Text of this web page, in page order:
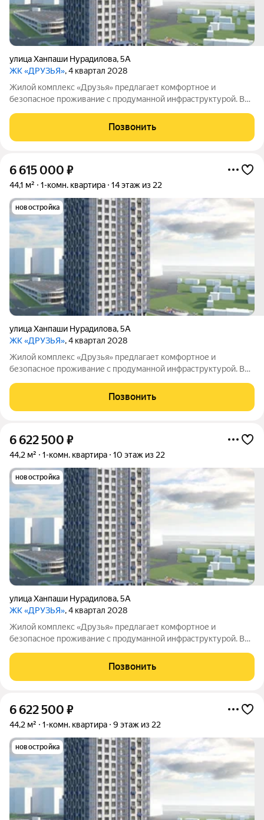
улица Ханпаши Нурадилова,5А
ЖК «ДРУЗЬЯ», 4 квартал 2028
Жилой комплекс «Друзья» предлагает комфортное и
безопасное проживание с продуманной инфраструктурой. Во
проложены велосипедные дорожки, оборудованы детские и
спортивные площадки. Сам дом оснащён
Позвонить
6 615 000 ₽
44,1 м² 1-комн. квартира 14 этаж из 22
новостройка
улица Ханпаши Нурадилова,5А
ЖК «ДРУЗЬЯ», 4 квартал 2028
Жилой комплекс «Друзья» предлагает комфортное и
безопасное проживание с продуманной инфраструктурой. Во
проложены велосипедные дорожки, установлены детские и
спортивные площадки. В самом
Позвонить
6 622 500 ₽
44,2 м² 1-комн. квартира 10 этаж из 22
новостройка
улица Ханпаши Нурадилова,5А
ЖК «ДРУЗЬЯ», 4 квартал 2028
Жилой комплекс «Друзья» предлагает комфортное и
безопасное проживание с продуманной инфраструктурой. Во
есть детские и спортивные площадки, а также велосипедные
дорожки. Сам дом оснащён
Позвонить
6 622 500 ₽
44,2 м² 1-комн. квартира 9 этаж из 22
новостройка